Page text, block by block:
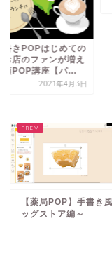
書きPOPはじめての
お店のファンが増え
頭POP講座【パ...
2021年4月3日
【薬局POP】手書き
ッグストア編～